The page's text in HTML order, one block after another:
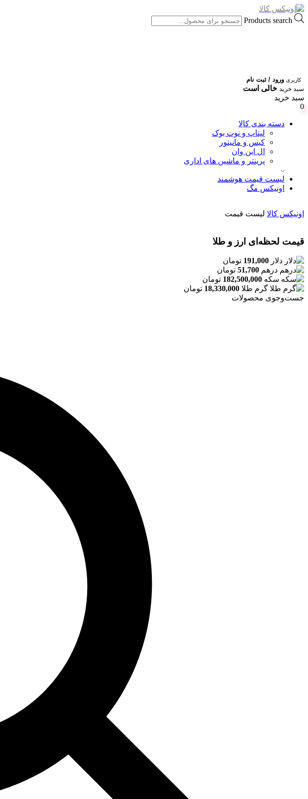
Products search
کاربری ورود / ثبت نام
سبد خرید خالی است
سبد خرید
0
دسته بندی کالا
لپتاپ و نوت بوک
کیس و مانیتور
ال این وان
پرینتر و ماشین های اداری
لیست قیمت هوشمند
اونیکس مگ
اونیکس کالا لیست قیمت
قیمت لحظه‌ای ارز و طلا
دلار 191,000 تومان
درهم 51,700 تومان
سکه 182,500,000 تومان
گرم طلا 18,330,000 تومان
جست‌وجوی محصولات